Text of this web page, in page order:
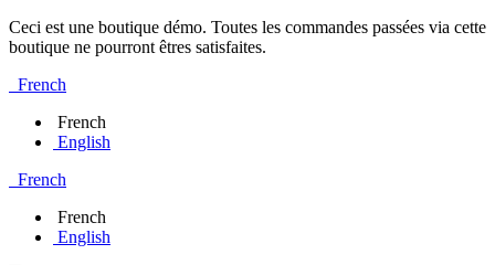
Ceci est une boutique démo. Toutes les commandes passées via cette
boutique ne pourront êtres satisfaites.
French
French
English
French
French
English